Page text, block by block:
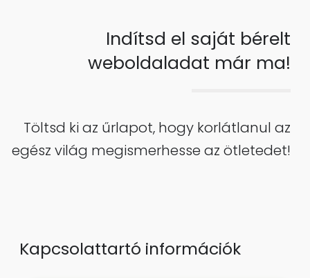
Indítsd el saját bérelt
weboldaladat már ma!
Töltsd ki az űrlapot, hogy korlátlanul az
egész világ megismerhesse az ötletedet!
Kapcsolattartó információk